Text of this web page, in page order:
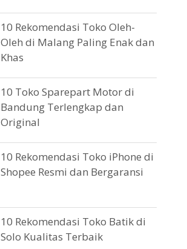
10 Rekomendasi Toko Oleh-
Oleh di Malang Paling Enak dan
Khas
10 Toko Sparepart Motor di
Bandung Terlengkap dan
Original
10 Rekomendasi Toko iPhone di
Shopee Resmi dan Bergaransi
10 Rekomendasi Toko Batik di
Solo Kualitas Terbaik